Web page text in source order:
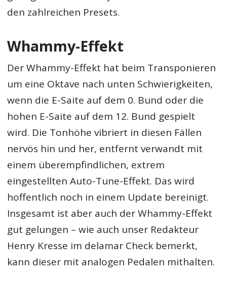
den zahlreichen Presets.
Whammy-Effekt
Der Whammy-Effekt hat beim Transponieren
um eine Oktave nach unten Schwierigkeiten,
wenn die E-Saite auf dem 0. Bund oder die
hohen E-Saite auf dem 12. Bund gespielt
wird. Die Tonhöhe vibriert in diesen Fällen
nervös hin und her, entfernt verwandt mit
einem überempfindlichen, extrem
eingestellten Auto-Tune-Effekt. Das wird
hoffentlich noch in einem Update bereinigt.
Insgesamt ist aber auch der Whammy-Effekt
gut gelungen – wie auch unser Redakteur
Henry Kresse im delamar Check bemerkt,
kann dieser mit analogen Pedalen mithalten.